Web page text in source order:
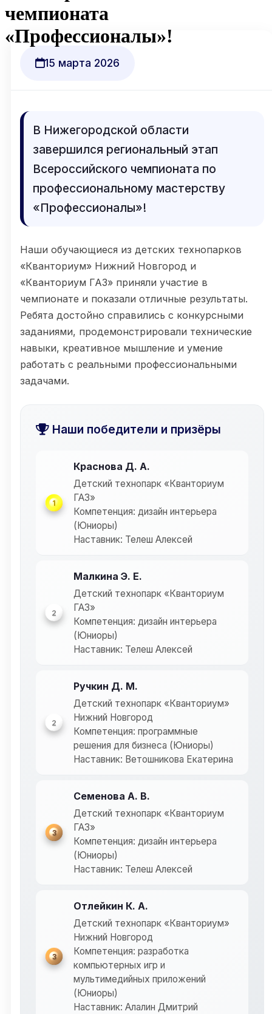
чемпионата
«Профессионалы»!
15 марта 2026
В Нижегородской области
завершился региональный этап
Всероссийского чемпионата по
профессиональному мастерству
«Профессионалы»!
Наши обучающиеся из детских технопарков
«Кванториум» Нижний Новгород и
«Кванториум ГАЗ» приняли участие в
чемпионате и показали отличные результаты.
Ребята достойно справились с конкурсными
заданиями, продемонстрировали технические
навыки, креативное мышление и умение
работать с реальными профессиональными
задачами.
Наши победители и призёры
1
Краснова Д. А.
Детский технопарк «Кванториум
ГАЗ»
Компетенция: дизайн интерьера
(Юниоры)
Наставник: Телеш Алексей
2
Малкина Э. Е.
Детский технопарк «Кванториум
ГАЗ»
Компетенция: дизайн интерьера
(Юниоры)
Наставник: Телеш Алексей
2
Ручкин Д. М.
Детский технопарк «Кванториум»
Нижний Новгород
Компетенция: программные
решения для бизнеса (Юниоры)
Наставник: Ветошникова Екатерина
3
Семенова А. В.
Детский технопарк «Кванториум
ГАЗ»
Компетенция: дизайн интерьера
(Юниоры)
Наставник: Телеш Алексей
3
Отлейкин К. А.
Детский технопарк «Кванториум»
Нижний Новгород
Компетенция: разработка
компьютерных игр и
мультимедийных приложений
(Юниоры)
Наставник: Алалин Дмитрий